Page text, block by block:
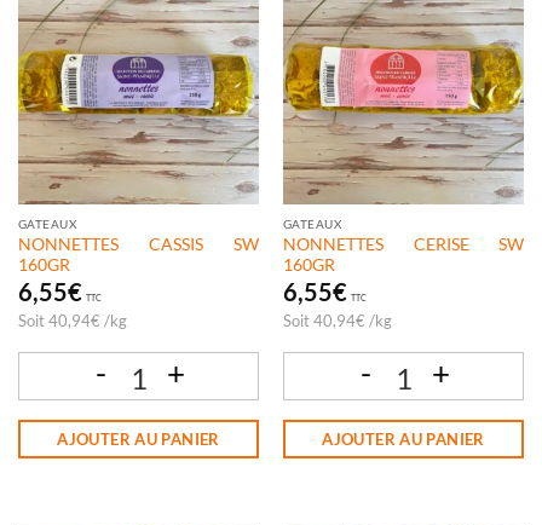
GATEAUX
NONNETTES CASSIS SW
160GR
6,55€ TTC
Soit 40,94€ /kg
AJOUTER AU PANIER
GATEAUX
NONNETTES CERISE SW
160GR
6,55€ TTC
Soit 40,94€ /kg
AJOUTER AU PANIER